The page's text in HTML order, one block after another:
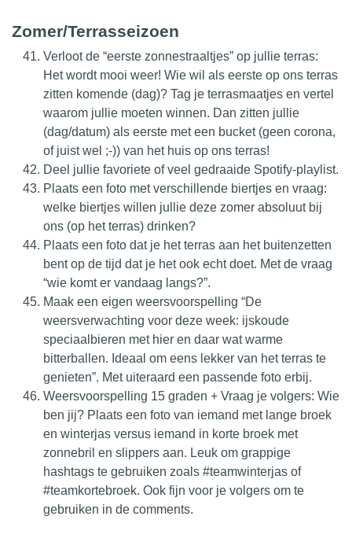
Zomer/Terrasseizoen
Verloot de “eerste zonnestraaltjes” op jullie terras:
Het wordt mooi weer! Wie wil als eerste op ons terras
zitten komende (dag)? Tag je terrasmaatjes en vertel
waarom jullie moeten winnen. Dan zitten jullie
(dag/datum) als eerste met een bucket (geen corona,
of juist wel ;-)) van het huis op ons terras!
Deel jullie favoriete of veel gedraaide Spotify-playlist.
Plaats een foto met verschillende biertjes en vraag:
welke biertjes willen jullie deze zomer absoluut bij
ons (op het terras) drinken?
Plaats een foto dat je het terras aan het buitenzetten
bent op de tijd dat je het ook echt doet. Met de vraag
“wie komt er vandaag langs?”.
Maak een eigen weersvoorspelling “De
weersverwachting voor deze week: ijskoude
speciaalbieren met hier en daar wat warme
bitterballen. Ideaal om eens lekker van het terras te
genieten”. Met uiteraard een passende foto erbij.
Weersvoorspelling 15 graden + Vraag je volgers: Wie
ben jij? Plaats een foto van iemand met lange broek
en winterjas versus iemand in korte broek met
zonnebril en slippers aan. Leuk om grappige
hashtags te gebruiken zoals #teamwinterjas of
#teamkortebroek. Ook fijn voor je volgers om te
gebruiken in de comments.